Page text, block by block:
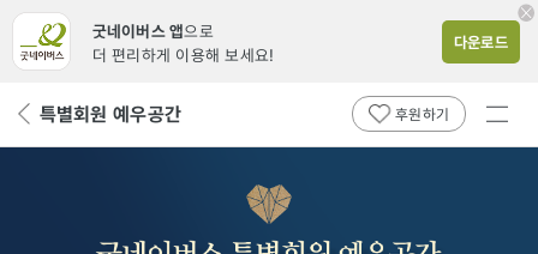
굿네이버스 앱으로
더 편리하게 이용해 보세요!
다운로드
뒤 특별회원 예우공간 후원하기
전체